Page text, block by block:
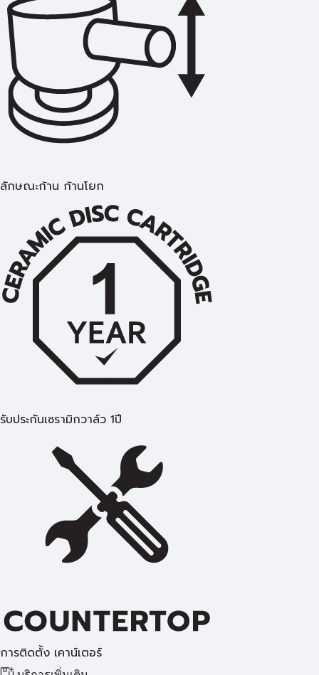
ลักษณะก้าน ก้านโยก
รับประกันเซรามิกวาล์ว 1ปี
การติดตั้ง เคาน์เตอร์